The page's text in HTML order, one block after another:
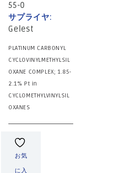
55-0
サプライヤ:
Gelest
PLATINUM CARBONYL
CYCLOVINYLMETHYLSIL
OXANE COMPLEX; 1.85-
2.1% Pt in
CYCLOMETHYLVINYLSIL
OXANES
お気
に入